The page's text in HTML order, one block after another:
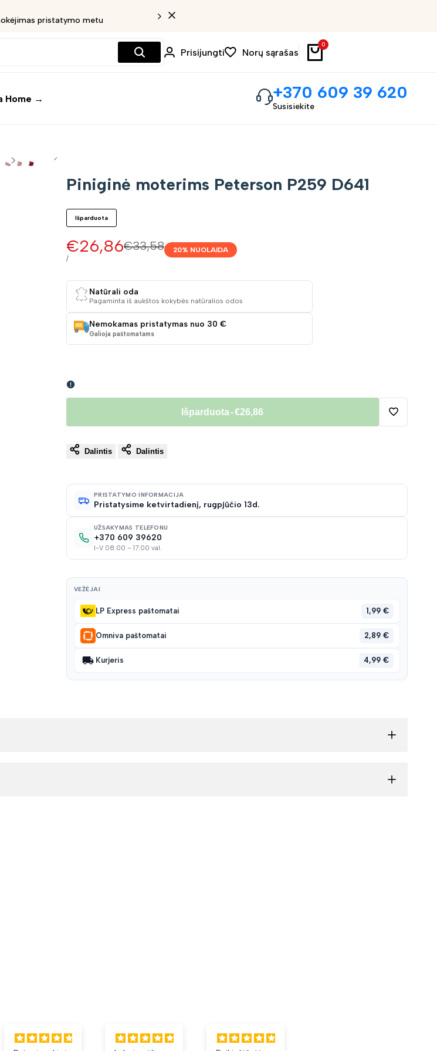
pristatymo metu
Prisijungti Norų sąrašas
0
Home → +370 609 39 620
Susisiekite
Piniginė moterims Peterson P259 D641
Išparduota
Įprasta
€33,58
Pardavimo
kaina
€26,86
VIENETO
/
20% NUOLAIDA
Natūrali oda
Pagaminta iš aukštos kokybės natūralios odos
Nemokamas pristatymas nuo 30 €
Galioja paštomatams
Išparduota-€26,86
Pridėti
norų
sąrašą
Dalintis Dalintis
PRISTATYMO INFORMACIJA
Pristatysime ketvirtadienį, rugpjūčio 13d.
UŽSAKYMAS TELEFONU
+370 609 39620
I-V 08:00 – 17:00 val.
VEŽĖJAI
LP Express paštomatai 1,99 €
Omniva paštomatai 2,89 €
Kurjeris 4,99 €